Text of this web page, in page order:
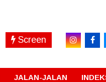
Screen
JALAN-JALAN